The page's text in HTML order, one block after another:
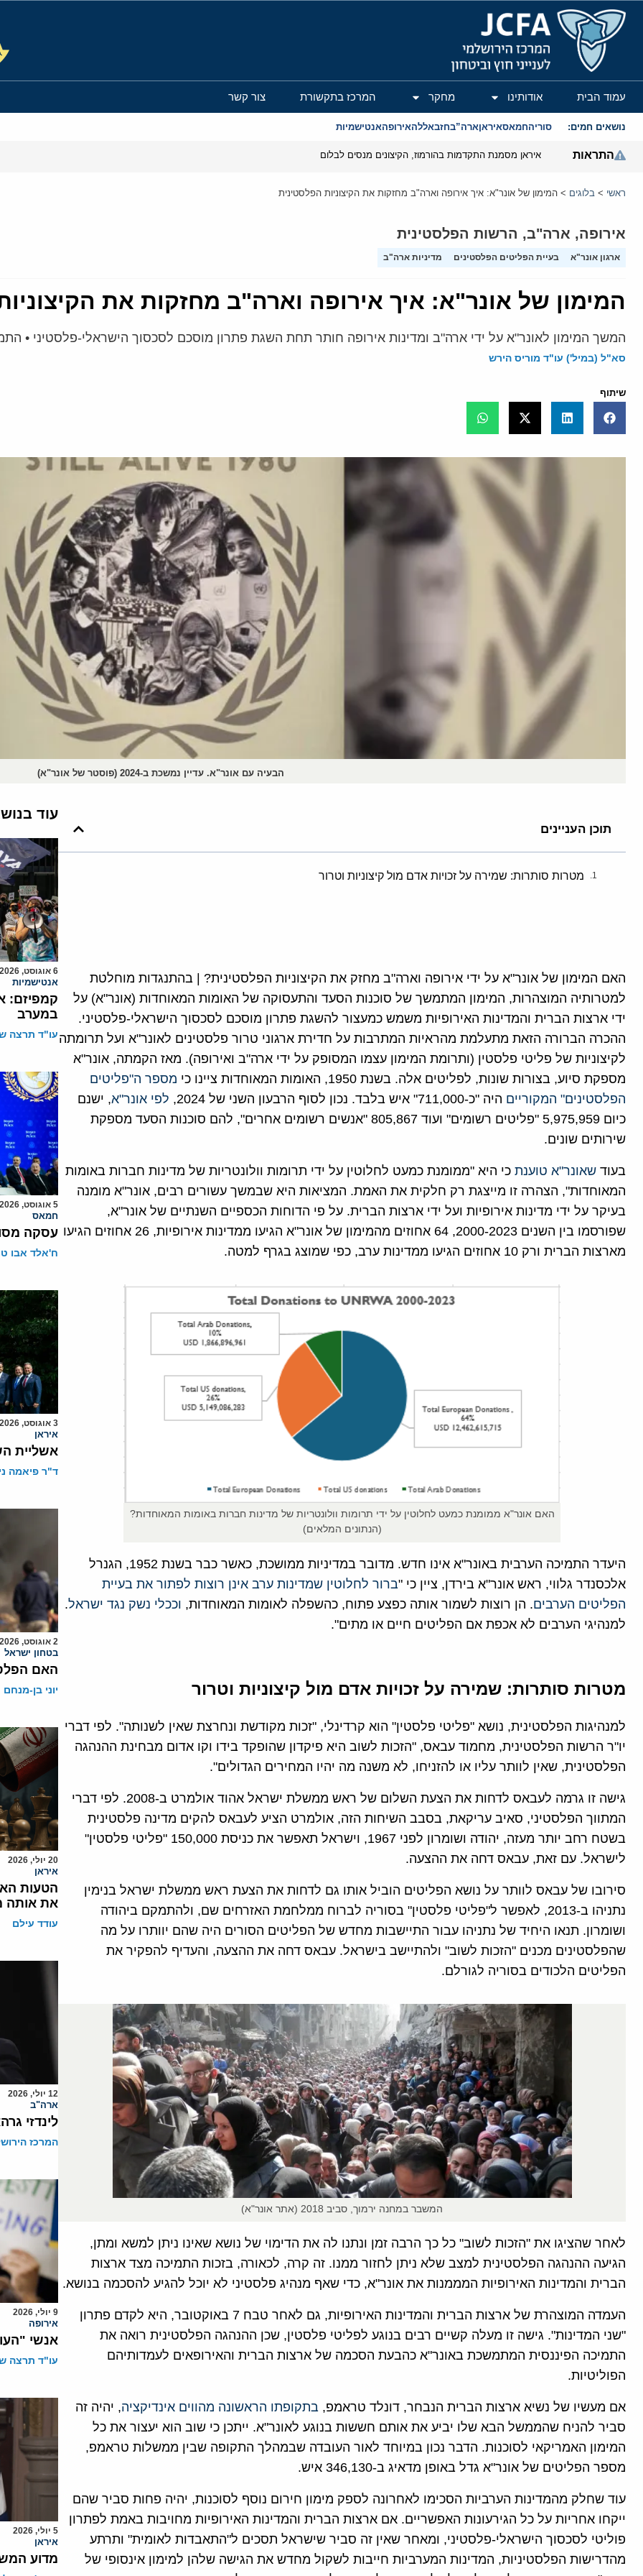
המרכז הירושלמי לענייני חוץ וביטחון
עמוד הבית אודותינו מחקר המרכז בתקשורת צור קשר
נושאים חמים: סוריהחמאסאיראןארה”בחזבאללהאירופהאנטישמיות
התראות איראן מסמנת התקדמות בהורמוז, הקיצונים מנסים לבלום
ראשי > בלוגים > המימון של אונר"א: איך אירופה וארה"ב מחזקות את הקיצוניות הפלסטינית
אירופה, ארה"ב, הרשות הפלסטינית
ארגון אונר"א בעיית הפליטים הפלסטינים מדיניות ארה"ב
המימון של אונר"א: איך אירופה וארה"ב מחזקות את
המשך המימון לאונר"א על ידי ארה"ב ומדינות אירופה חותר תחת השגת פתרון מוסכם לסכסוך הישראלי-פלסטיני •
סא"ל (במיל') עו"ד מוריס הירש
שיתוף
הבעיה עם אונר"א. עדיין נמשכת ב-2024 (פוסטר של אונר"א)
תוכן העניינים
מטרות סותרות: שמירה על זכויות אדם מול קיצוניות וטרור
האם המימון של אונר"א על ידי אירופה וארה"ב מחזק את הקיצוניות הפלסטינית? | בהתנגדות מוחלטת
למטרותיה המוצהרות, המימון המתמשך של סוכנות הסעד והתעסוקה של האומות המאוחדות (אונר"א) על
ידי ארצות הברית והמדינות האירופיות משמש כמעצור להשגת פתרון מוסכם לסכסוך הישראלי-פלסטיני.
ההכרה הברורה הזאת מתעלמת מהראיות המתרבות על חדירת ארגוני טרור פלסטינים לאונר"א ועל תרומתה
לקיצוניות של פליטי פלסטין (ותרומת המימון עצמו המסופק על ידי ארה"ב ואירופה). מאז הקמתה, אונר"א
מספקת סיוע, בצורות שונות, לפליטים אלה. בשנת 1950, האומות המאוחדות ציינו כי
מספר ה"פליטים
הפלסטינים" המקוריים היה "כ-711,000" איש בלבד. נכון לסוף הרבעון השני של 2024, לפי אונר"א, ישנם
כיום 5,975,959 "פליטים רשומים" ועוד 805,867 "אנשים רשומים אחרים", להם סוכנות הסעד מספקת
שירותים שונים.
בעוד שאונר"א טוענת כי היא "ממומנת כמעט לחלוטין על ידי תרומות וולונטריות של מדינות חברות באומות
המאוחדות", הצהרה זו מייצגת רק חלקית את האמת. המציאות היא שבמשך עשורים רבים, אונר"א מומנה
בעיקר על ידי מדינות אירופיות ועל ידי ארצות הברית. על פי הדוחות הכספיים השנתיים של אונר"א,
שפורסמו בין השנים 2000-2023, 64 אחוזים מהמימון של אונר"א הגיעו ממדינות אירופיות, 26 אחוזים הגיעו
מארצות הברית ורק 10 אחוזים הגיעו ממדינות ערב, כפי שמוצג בגרף למטה.
האם אונר"א ממומנת כמעט לחלוטין על ידי תרומות וולונטריות של מדינות חברות באומות המאוחדות?
(הנתונים המלאים)
היעדר התמיכה הערבית באונר"א אינו חדש. מדובר במדיניות ממושכת, כאשר כבר בשנת 1952, הגנרל
אלכסנדר גלווי, ראש אונר"א בירדן, ציין כי "ברור לחלוטין שמדינות ערב אינן רוצות לפתור את בעיית
הפליטים הערבים. הן רוצות לשמור אותה כפצע פתוח, כהשפלה לאומות המאוחדות, וככלי נשק נגד ישראל.
למנהיגי הערבים לא אכפת אם הפליטים חיים או מתים".
מטרות סותרות: שמירה על זכויות אדם מול קיצוניות וטרור
למנהיגות הפלסטינית, נושא "פליטי פלסטין" הוא קרדינלי, "זכות מקודשת ונחרצת שאין לשנותה". לפי דברי
יו"ר הרשות הפלסטינית, מחמוד עבאס, "הזכות לשוב היא פיקדון שהופקד בידו וקו אדום מבחינת ההנהגה
הפלסטינית, שאין לוותר עליו או להזניחו, לא משנה מה יהיו המחירים הגדולים".
גישה זו גרמה לעבאס לדחות את הצעת השלום של ראש ממשלת ישראל אהוד אולמרט ב-2008. לפי דברי
המתווך הפלסטיני, סאיב עריקאת, בסבב השיחות הזה, אולמרט הציע לעבאס להקים מדינה פלסטינית
בשטח רחב יותר מעזה, יהודה ושומרון לפני 1967, וישראל תאפשר את כניסת 150,000 "פליטי פלסטין"
לישראל. עם זאת, עבאס דחה את ההצעה.
סירובו של עבאס לוותר על נושא הפליטים הוביל אותו גם לדחות את הצעת ראש ממשלת ישראל בנימין
נתניהו ב-2013, לאפשר ל"פליטי פלסטין" בסוריה לברוח ממלחמת האזרחים שם, ולהתמקם ביהודה
ושומרון. תנאו היחיד של נתניהו עבור התיישבות מחדש של הפליטים הסורים היה שהם יוותרו על מה
שהפלסטינים מכנים "הזכות לשוב" ולהתיישב בישראל. עבאס דחה את ההצעה, והעדיף להפקיר את
הפליטים הלכודים בסוריה לגורלם.
המשבר במחנה ירמוך, סביב 2018 (אתר אונר"א)
לאחר שהציגו את "הזכות לשוב" כל כך הרבה זמן ונתנו לה את הדימוי של נושא שאינו ניתן למשא ומתן,
הגיעה ההנהגה הפלסטינית למצב שלא ניתן לחזור ממנו. זה קרה, לכאורה, בזכות התמיכה מצד ארצות
הברית והמדינות האירופיות המממנות את אונר"א, כדי שאף מנהיג פלסטיני לא יוכל להגיע להסכמה בנושא.
העמדה המוצהרת של ארצות הברית והמדינות האירופיות, גם לאחר טבח 7 באוקטובר, היא לקדם פתרון
"שני המדינות". גישה זו מעלה קשיים רבים בנוגע לפליטי פלסטין, שכן ההנהגה הפלסטינית רואה את
התמיכה הפיננסית המתמשכת באונר"א כהבעת הסכמה של ארצות הברית והאירופאים לעמדותיהם
הפוליטיות.
אם מעשיו של נשיא ארצות הברית הנבחר, דונלד טראמפ, בתקופתו הראשונה מהווים אינדיקציה, יהיה זה
סביר להניח שהממשל הבא שלו יביע את אותם חששות בנוגע לאונר"א. ייתכן כי שוב הוא יעצור את כל
המימון האמריקאי לסוכנות. הדבר נכון במיוחד לאור העובדה שבמהלך התקופה שבין ממשלות טראמפ,
מספר הפליטים של אונר"א גדל באופן מדאיג ב-346,130 איש.
עוד שחלק מהמדינות הערביות הסכימו לאחרונה לספק מימון חירום נוסף לסוכנות, יהיה פחות סביר שהם
ייקחו אחריות על כל הגירעונות האפשריים. אם ארצות הברית והמדינות האירופיות מחויבות באמת לפתרון
פוליטי לסכסוך הישראלי-פלסטיני, ומאחר שאין זה סביר שישראל תסכים ל"התאבדות לאומית" ותרתע
מהדרישות הפלסטיניות, המדינות המערביות חייבות לשקול מחדש את הגישה שלהן למימון אינסופי של
עוד
6 אוגוסט, 2026
אנטישמיות
קמפיזם:
במערב
עו"ד תרצה
5 אוגוסט, 2026
חמאס
עסקה
ח'אלד אבו
3 אוגוסט, 2026
איראן
אשליית
ד"ר פיאמה
2 אוגוסט, 2026
בטחון ישראל
האם
יוני בן-מנחם
20 יולי, 2026
איראן
הטעות
את אותה
עודד עילם
12 יולי, 2026
ארה"ב
לינדזי
המרכז
9 יולי, 2026
אירופה
אנשי
עו"ד תרצה
5 יולי, 2026
איראן
מדוע